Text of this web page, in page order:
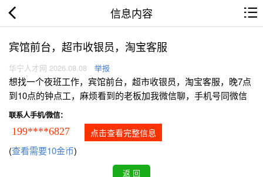
信息内容
宾馆前台，超市收银员，淘宝客服
华宁人才网 2026.08.08 举报
想找一个夜班工作，宾馆前台，超市收银员，淘宝客服，晚7点
到10点的钟点工，麻烦看到的老板加我微信聊，手机号同微信
联系人手机/微信：
199****6827 点击查看完整信息
(查看需要10金币)